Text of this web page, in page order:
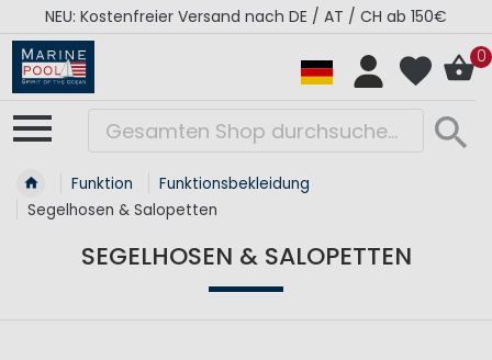
/ CH ab 150€
RÉGATES ROYALES Kollektion -
0
Funktion
Funktionsbekleidung
Segelhosen & Salopetten
SEGELHOSEN & SALOPETTEN